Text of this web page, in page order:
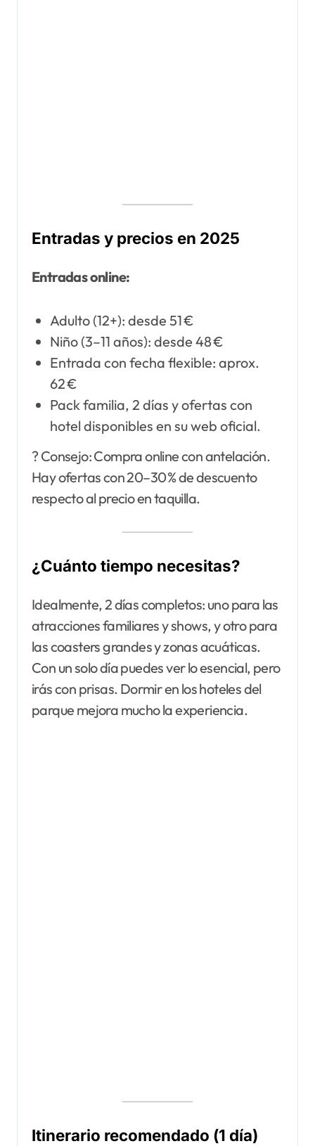
Entradas y precios en 2025
Entradas online:
Adulto (12+): desde 51 €
Niño (3–11 años): desde 48 €
Entrada con fecha flexible: aprox.
62 €
Pack familia, 2 días y ofertas con
hotel disponibles en su web oficial.
? Consejo: Compra online con antelación.
Hay ofertas con 20–30 % de descuento
respecto al precio en taquilla.
¿Cuánto tiempo necesitas?
Idealmente, 2 días completos: uno para las
atracciones familiares y shows, y otro para
las coasters grandes y zonas acuáticas.
Con un solo día puedes ver lo esencial, pero
irás con prisas. Dormir en los hoteles del
parque mejora mucho la experiencia.
Itinerario recomendado (1 día)